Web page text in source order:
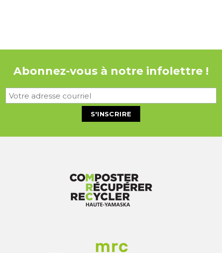
Abonnez-vous à notre infolettre !